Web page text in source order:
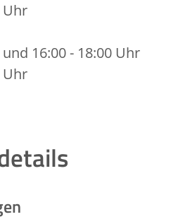
Uhr
und 16:00 - 18:00 Uhr
Uhr